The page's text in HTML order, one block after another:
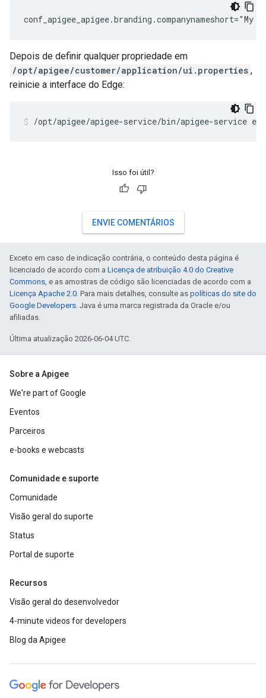
conf_apigee_apigee.branding.companynameshort="My
Depois de definir qualquer propriedade em
/opt/apigee/customer/application/ui.properties ,
reinicie a interface do Edge:
/opt/apigee/apigee-service/bin/apigee-service
Isso foi útil?
ENVIE COMENTÁRIOS
Exceto em caso de indicação contrária, o conteúdo desta página é
licenciado de acordo com a Licença de atribuição 4.0 do Creative
Commons, e as amostras de código são licenciadas de acordo com a
Licença Apache 2.0. Para mais detalhes, consulte as políticas do site do
Google Developers. Java é uma marca registrada da Oracle e/ou
afiliadas.
Última atualização 2026-06-04 UTC.
Sobre a Apigee
We're part of Google
Eventos
Parceiros
e-books e webcasts
Comunidade e suporte
Comunidade
Visão geral do suporte
Status
Portal de suporte
Recursos
Visão geral do desenvolvedor
4-minute videos for developers
Blog da Apigee